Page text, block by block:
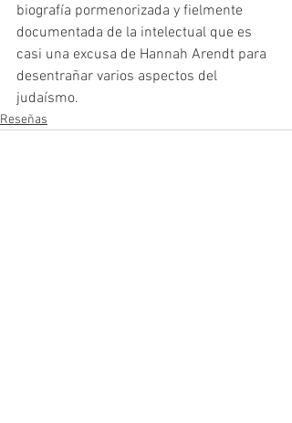
biografía pormenorizada y fielmente
documentada de la intelectual que es
casi una excusa de Hannah Arendt para
desentrañar varios aspectos del
judaísmo.
Reseñas